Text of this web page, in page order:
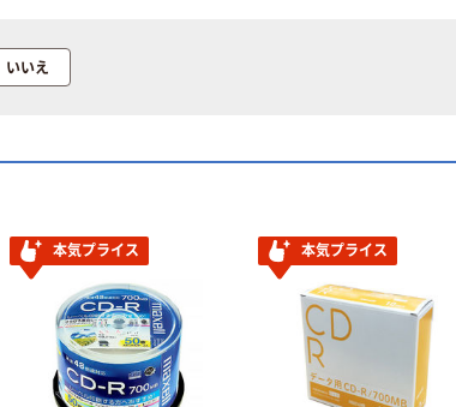
いいえ
本気プライス 本気プライス
新着
MSソリューシ
ョンズ iPhone
17e/16e ケース
「Velta mag」LN-
ISS26UKHM-SK
￥2,080~
（税込）
17e/16e ケース
「Velta」LN-
ISS26UKHMT-
SK
（税込）
Belkin Ｕｌｔｒ